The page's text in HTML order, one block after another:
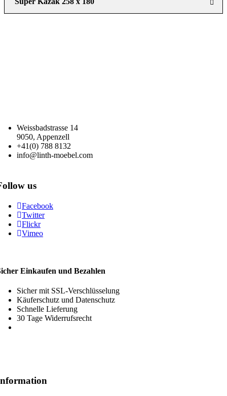
Weissbadstrasse 14
9050, Appenzell
+41(0) 788 8132
info@linth-moebel.com
us
Facebook
Twitter
Flickr
Vimeo
Einkaufen und Bezahlen
Sicher mit SSL-Verschlüsselung
Käuferschutz und Datenschutz
Schnelle Lieferung
30 Tage Widerrufsrecht